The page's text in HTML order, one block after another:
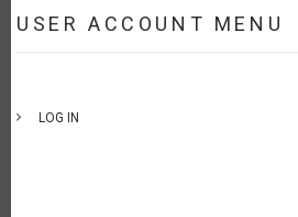
USER ACCOUNT MENU
LOG IN